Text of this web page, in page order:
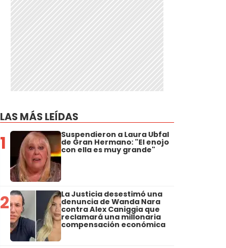
LAS MÁS LEÍDAS
1 Suspendieron a Laura Ubfal
de Gran Hermano: "El enojo
con ella es muy grande"
2 La Justicia desestimó una
denuncia de Wanda Nara
contra Alex Caniggia que
reclamará una millonaria
compensación económica